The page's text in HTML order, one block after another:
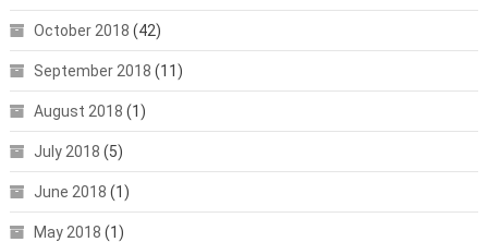
October 2018 (42)
September 2018 (11)
August 2018 (1)
July 2018 (5)
June 2018 (1)
May 2018 (1)